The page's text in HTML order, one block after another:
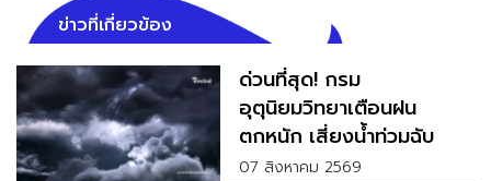
ข่าวที่เกี่ยวข้อง
ด่วนที่สุด! กรม
อุตุนิยมวิทยาเตือนฝน
ตกหนัก เสี่ยงน้ำท่วมฉับ
พลัน
07 สิงหาคม 2569